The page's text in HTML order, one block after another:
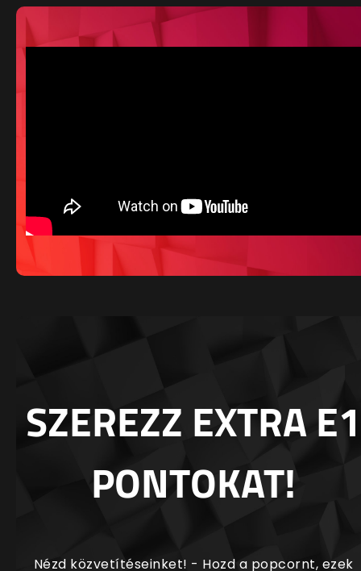
SZEREZZ EXTRA E1
PONTOKAT!
Nézd közvetítéseinket! - Hozd a popcornt, ezek